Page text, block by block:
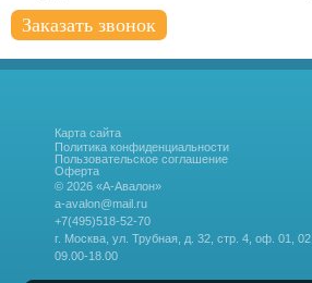
Заказать звонок
Карта сайта
Политика конфиденциальности
Пользовательское соглашение
Оферта
© 2026 «А-Авалон»
a-avalon@mail.ru
+7(495)518-52-70
г. Москва, ул. Трубная, д. 32, стр. 4, оф. 01, 02.
09.00-18.00